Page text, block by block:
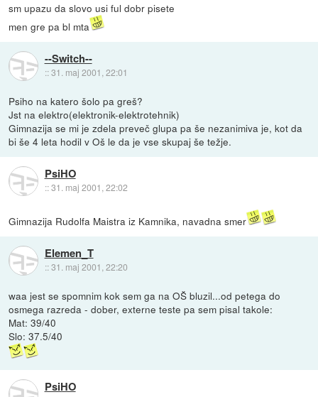
sm upazu da slovo usi ful dobr pisete
men gre pa bl mta
--Switch--
::31. maj 2001, 22:01
Psiho na katero šolo pa greš?
Jst na elektro(elektronik-elektrotehnik)
Gimnazija se mi je zdela preveč glupa pa še nezanimiva je, kot da
bi še 4 leta hodil v Oš le da je vse skupaj še težje.
PsiHO
::31. maj 2001, 22:02
Gimnazija Rudolfa Maistra iz Kamnika, navadna smer
Elemen_T
::31. maj 2001, 22:20
waa jest se spomnim kok sem ga na OŠ bluzil...od petega do
osmega razreda - dober, externe teste pa sem pisal takole:
Mat: 39/40
Slo: 37.5/40
PsiHO